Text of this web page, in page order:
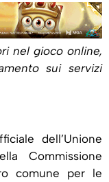
nel gioco online,
sui servizi
dell’Unione
Commissione
comune per le